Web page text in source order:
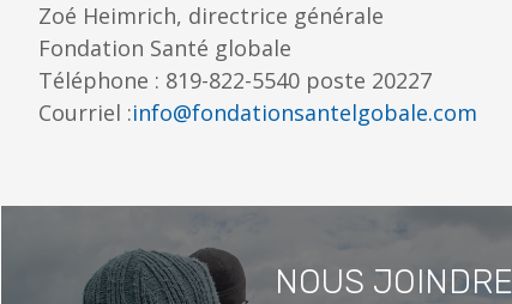
Zoé Heimrich, directrice générale
Fondation Santé globale
Téléphone : 819-822-5540 poste 20227
Courriel :info@fondationsantelgobale.com
NOUS JOINDRE